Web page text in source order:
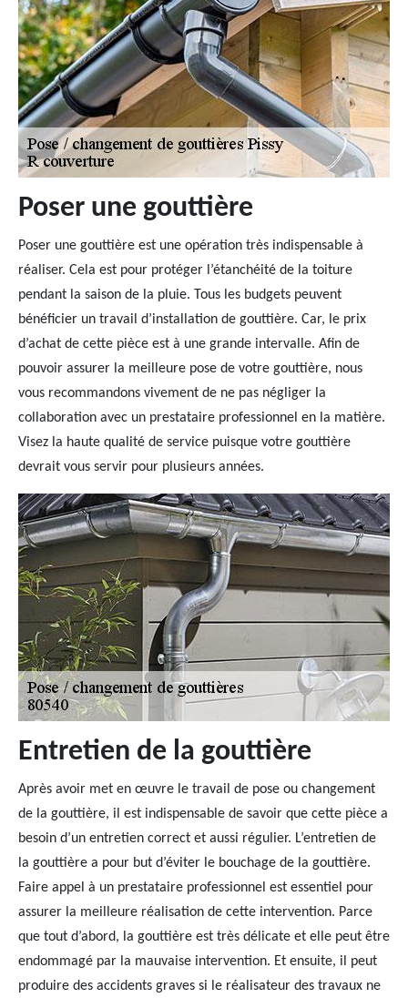
Poser une gouttière
Poser une gouttière est une opération très indispensable à
réaliser. Cela est pour protéger l’étanchéité de la toiture
pendant la saison de la pluie. Tous les budgets peuvent
bénéficier un travail d’installation de gouttière. Car, le prix
d’achat de cette pièce est à une grande intervalle. Afin de
pouvoir assurer la meilleure pose de votre gouttière, nous
vous recommandons vivement de ne pas négliger la
collaboration avec un prestataire professionnel en la matière.
Visez la haute qualité de service puisque votre gouttière
devrait vous servir pour plusieurs années.
Entretien de la gouttière
Après avoir met en œuvre le travail de pose ou changement
de la gouttière, il est indispensable de savoir que cette pièce a
besoin d’un entretien correct et aussi régulier. L’entretien de
la gouttière a pour but d’éviter le bouchage de la gouttière.
Faire appel à un prestataire professionnel est essentiel pour
assurer la meilleure réalisation de cette intervention. Parce
que tout d’abord, la gouttière est très délicate et elle peut être
endommagé par la mauvaise intervention. Et ensuite, il peut
produire des accidents graves si le réalisateur des travaux ne